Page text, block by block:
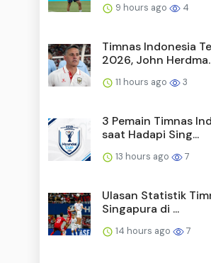
9 hours ago 4
Timnas Indonesia
2026, John
11 hours ago 3
3 Pemain Timnas
saat Hadapi Sing...
13 hours ago 7
Ulasan Statistik
Singapura di ...
14 hours ago 7